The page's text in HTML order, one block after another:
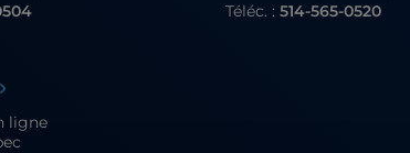
Téléc. :514-565-0520
ligne